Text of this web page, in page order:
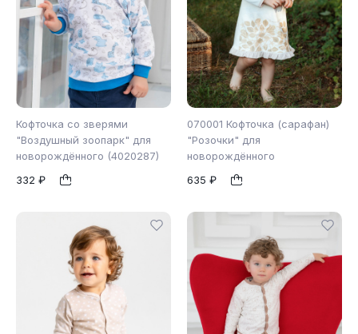
Кофточка со зверями
"Воздушный зоопарк" для
новорождённого (4020287)
332 ₽
1
070001 Кофточка (сарафан)
"Розочки" для
новорождённого
635 ₽
1